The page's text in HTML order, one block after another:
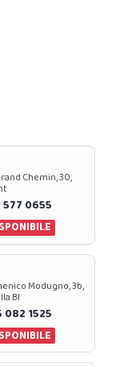
Chemin, 30,
0655
Modugno, 3b,
BI
1525